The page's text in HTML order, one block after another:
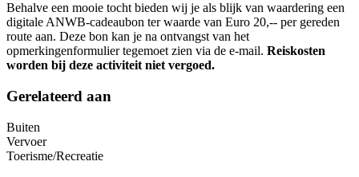
Behalve een mooie tocht bieden wij je als blijk van waardering een
digitale ANWB-cadeaubon ter waarde van Euro 20,-- per gereden
route aan. Deze bon kan je na ontvangst van het
opmerkingenformulier tegemoet zien via de e-mail. Reiskosten
worden bij deze activiteit niet vergoed.
Gerelateerd aan
Buiten
Vervoer
Toerisme/Recreatie